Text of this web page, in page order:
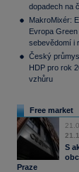
dopadech na
MakroMixér:
Evropa
sebevědomí i
Český
HDP pro rok
vzhůru
Free market
S
Praze